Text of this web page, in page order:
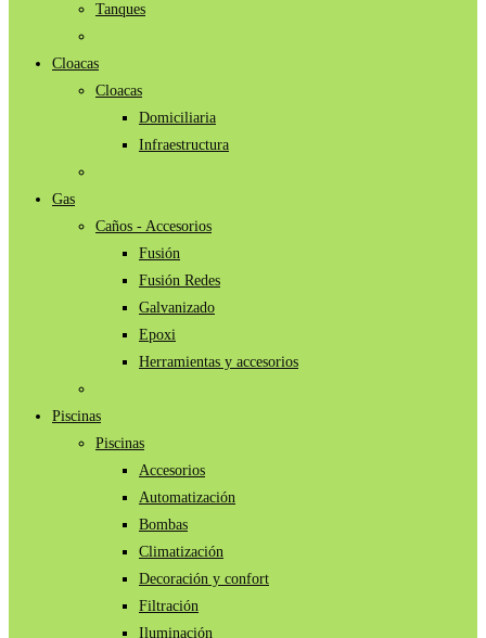
Tanques
Cloacas
Cloacas
Domiciliaria
Infraestructura
Gas
Caños - Accesorios
Fusión
Fusión Redes
Galvanizado
Epoxi
Herramientas y accesorios
Piscinas
Piscinas
Accesorios
Automatización
Bombas
Climatización
Decoración y confort
Filtración
Iluminación